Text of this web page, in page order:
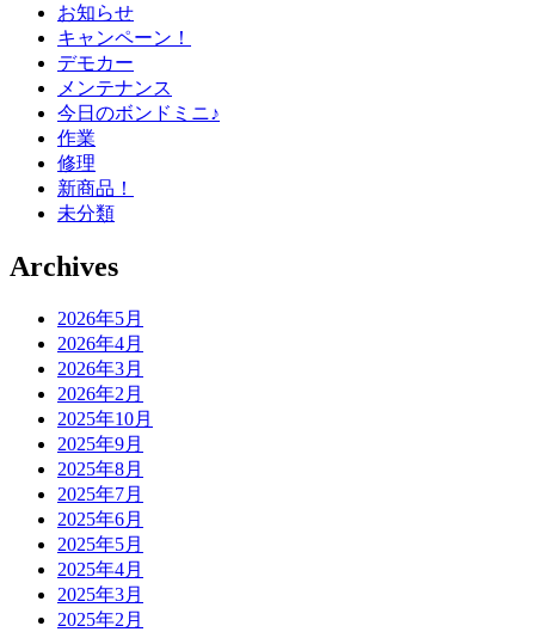
お知らせ
キャンペーン！
デモカー
メンテナンス
今日のボンドミニ♪
作業
修理
新商品！
未分類
Archives
2026年5月
2026年4月
2026年3月
2026年2月
2025年10月
2025年9月
2025年8月
2025年7月
2025年6月
2025年5月
2025年4月
2025年3月
2025年2月